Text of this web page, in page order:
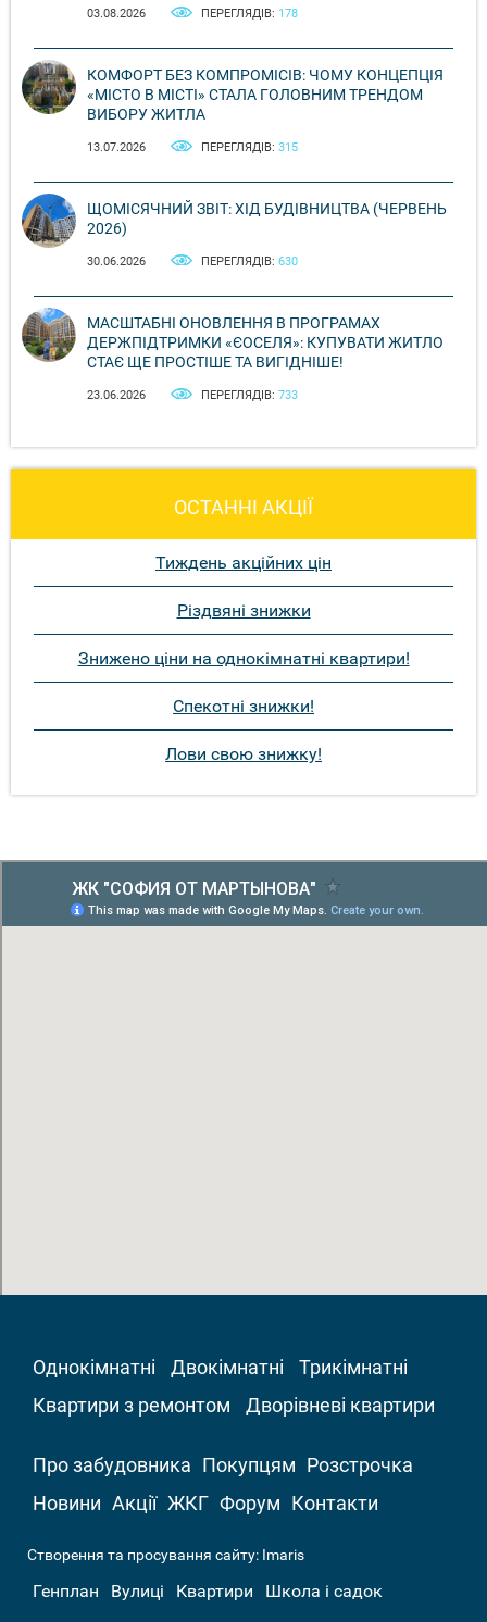
03.08.2026 ПЕРЕГЛЯДІВ: 178
КОМФОРТ БЕЗ КОМПРОМІСІВ: ЧОМУ КОНЦЕПЦІЯ
«МІСТО В МІСТІ» СТАЛА ГОЛОВНИМ ТРЕНДОМ
ВИБОРУ ЖИТЛА
13.07.2026 ПЕРЕГЛЯДІВ: 315
ЩОМІСЯЧНИЙ ЗВІТ: ХІД БУДІВНИЦТВА (ЧЕРВЕНЬ
2026)
30.06.2026 ПЕРЕГЛЯДІВ: 630
МАСШТАБНІ ОНОВЛЕННЯ В ПРОГРАМАХ
ДЕРЖПІДТРИМКИ «ЄОСЕЛЯ»: КУПУВАТИ ЖИТЛО
СТАЄ ЩЕ ПРОСТІШЕ ТА ВИГІДНІШЕ!
23.06.2026 ПЕРЕГЛЯДІВ: 733
ОСТАННІ АКЦІЇ
Тиждень акційних цін
Різдвяні знижки
Знижено ціни на однокімнатні квартири!
Спекотні знижки!
Лови свою знижку!
Однокімнатні Двокімнатні
Трикімнатні
Квартири з ремонтом
Дворівневі квартири
Про забудовника Покупцям Розстрочка
Новини Акції ЖКГ Форум Контакти
Створення та просування сайту: Imaris
Генплан Вулиці Квартири
Школа і садок